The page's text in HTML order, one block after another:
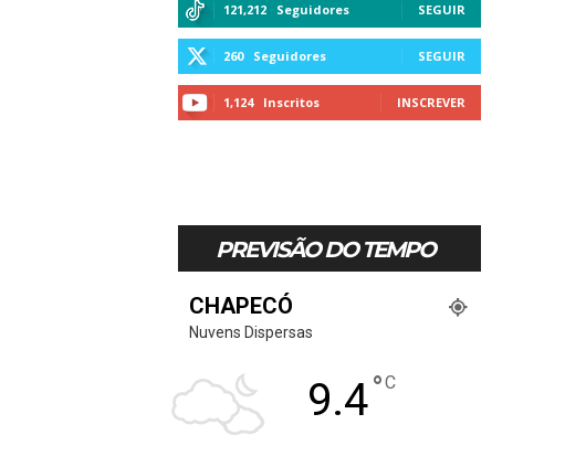
121,212 Seguidores SEGUIR
260 Seguidores SEGUIR
1,124 Inscritos INSCREVER
PREVISÃO DO TEMPO
CHAPECÓ
Nuvens Dispersas
9.4°C